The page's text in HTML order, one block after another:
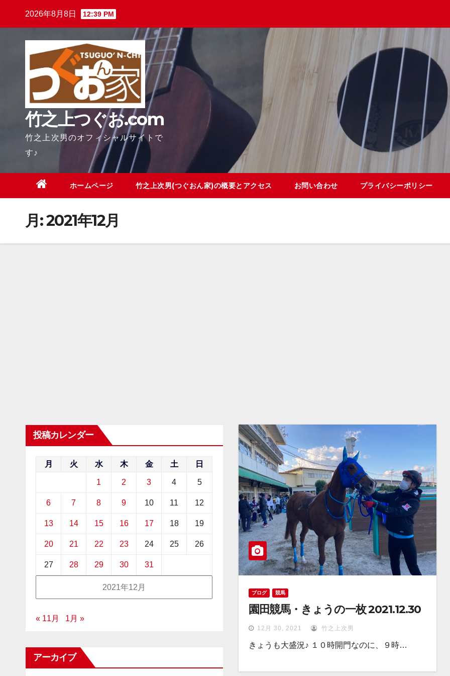
2026年8月8日 12:39 PM
竹之上つぐお.com
竹之上次男のオフィシャルサイトで
す♪
ホームページ 竹之上次男(つぐおん家)の概要とアクセス お問い合わせ プライバシーポリシー
月:2021年12月
投稿カレンダー
2021年12月
月 火 水 木 金 土 日
1 2 3 4 5
6 7 8 9 10 11 12
13 14 15 16 17 18 19
20 21 22 23 24 25 26
27 28 29 30 31
« 11月 1月 »
アーカイブ
ブログ 競馬
園田競馬・きょうの一枚 2021.12.30
12月 30, 2021 竹之上次男
きょうも大盛況♪ １０時開門なのに、９時…